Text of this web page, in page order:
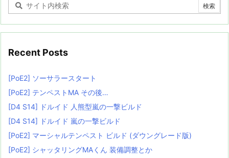
Recent Posts
[PoE2] ソーサラースタート
[PoE2] テンペストMA その後…
[D4 S14] ドルイド 人熊型嵐の一撃ビルド
[D4 S14] ドルイド 嵐の一撃ビルド
[PoE2] マーシャルテンペスト ビルド (ダウングレード版)
[PoE2] シャッタリングMAくん 装備調整とか